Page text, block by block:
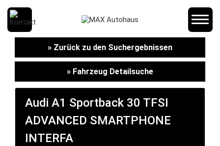
SCHNELLEINSTIEG
KONTAKT/ANFAHRT
SERVICETERMIN
» Zurück zu den Suchergebnissen
» Fahrzeug Detailsuche
Audi A1 Sportback 30 TFSI
ADVANCED SMARTPHONE
INTERFA